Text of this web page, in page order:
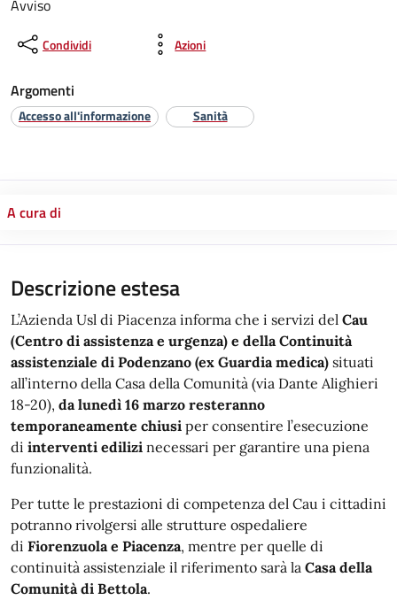
Avviso
Condividi Azioni
Argomenti
Accesso all'informazione Sanità
A cura di
Descrizione estesa
L’Azienda Usl di Piacenza informa che i servizi del Cau
(Centro di assistenza e urgenza) e della Continuità
assistenziale di Podenzano (ex Guardia medica) situati
all’interno della Casa della Comunità (via Dante Alighieri
18-20), da lunedì 16 marzo resteranno
temporaneamente chiusi per consentire l’esecuzione
di interventi edilizi necessari per garantire una piena
funzionalità.
Per tutte le prestazioni di competenza del Cau i cittadini
potranno rivolgersi alle strutture ospedaliere
di Fiorenzuola e Piacenza, mentre per quelle di
continuità assistenziale il riferimento sarà la Casa della
Comunità di Bettola.